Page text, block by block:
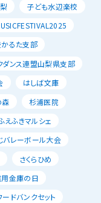
子ども水辺楽校
るた支部
ダンス連盟山梨県支部
はしば文庫
森
杉浦医院
えふきマルシェ
バレーボール大会
さくらひめ
金庫の日
ードバンクセット